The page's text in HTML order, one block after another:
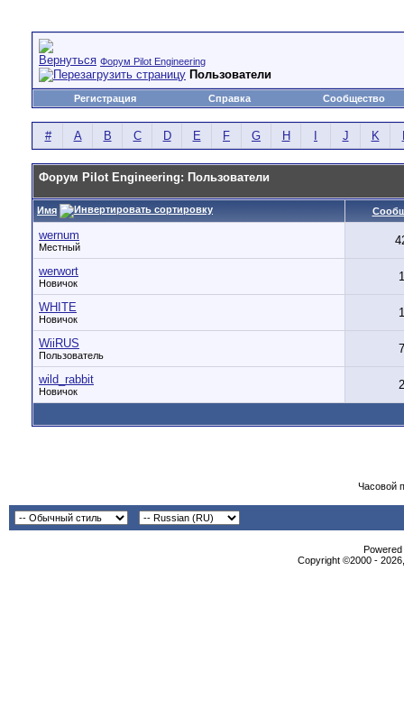
Форум Pilot Engineering
Пользователи
Регистрация Справка Сообщество
# A B C D E F G H J K
Форум Pilot Engineering: Пользователи
Имя
wernum
Местный
werwort
Новичок 1
WHITE
Новичок 1
WiiRUS
Пользователь 7
wild_rabbit
Новичок 2
Часовой
Copyright ©2000 -